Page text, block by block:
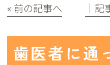
« 前の記事へ │記
歯医者に通